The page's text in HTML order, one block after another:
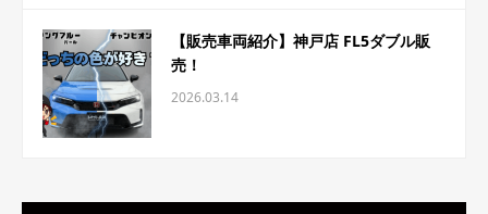
【販売車両紹介】神戸店 FL5ダブル販
売！
2026.03.14